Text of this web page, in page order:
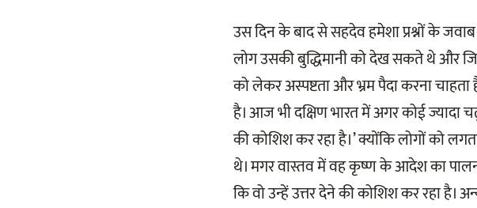
उस दिन के बाद से सहदेव हमेशा प्रश्नों के
लोग उसकी बुद्धिमानी को देख सकते थे और
को लेकर अस्पष्टता और भ्रम पैदा करना चाहता
है। आज भी दक्षिण भारत में अगर कोई ज्यादा
की कोशिश कर रहा है।’ क्योंकि लोगों को
थे। मगर वास्तव में वह कृष्ण के आदेश का
कि वो उन्हें उत्तर देने की कोशिश कर रहा है।